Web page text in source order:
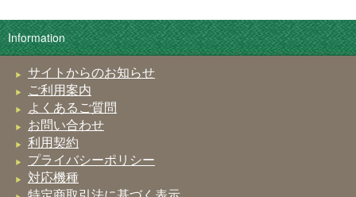
Information
サイトからのお知らせ
ご利用案内
よくあるご質問
お問い合わせ
利用契約
プライバシーポリシー
対応機種